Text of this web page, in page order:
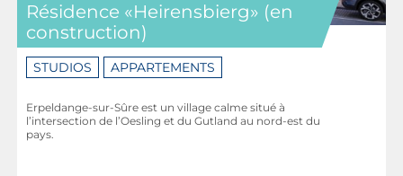
Résidence «Heirensbierg» (en
construction)
STUDIOS APPARTEMENTS
Erpeldange-sur-Sûre est un village calme situé à
l’intersection de l’Oesling et du Gutland au nord-est du
pays.